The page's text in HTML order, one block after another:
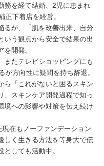
務を経て結婚、2児に恵まれ
正下着店を経営。
るが、「肌を改善出来、自分
いう観点から安全で結果の出
開発。
またテレビショッピングにも
が方向性に疑問を持ち辞退。
ら「これがないと困るスキン
、スキンケア開発過程で知っ
境への影響や対策を伝え続け
在もノーファンデーション
しく生きる方法を等身大で伝
しても活動中。